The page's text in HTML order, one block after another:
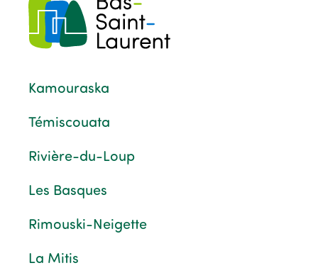
Kamouraska
Témiscouata
Rivière-du-Loup
Les Basques
Rimouski-Neigette
La Mitis